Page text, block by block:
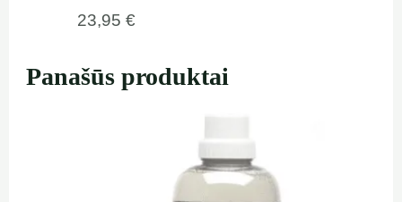
23,95€
Panašūs produktai